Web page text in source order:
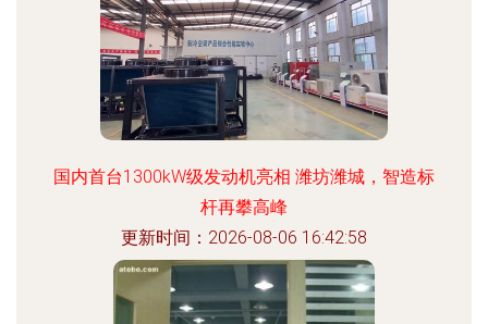
国内首台1300kW级发动机亮相 潍坊潍城，智造标
杆再攀高峰
更新时间：2026-08-06 16:42:58